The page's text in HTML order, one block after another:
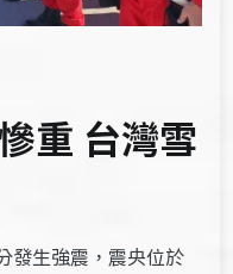
重 台灣雪
發生強震，震央位於